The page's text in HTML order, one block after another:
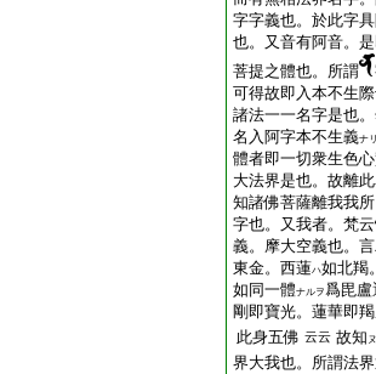
字字義也。於此字
也。又音有阿音。
菩提之體也。所謂
可得故即入本不生
諸法一一名字是也
名入阿字本不生義ナ
體者即一切衆生色
大法界是也。故離
知諸佛菩薩離我我
字也。又我者。梵
義。摩大空義也。言
東金。西蓮ハ如北羯
如同一體ナルヲ爲毘盧
剛即寶光。蓮華即
此身五佛 云云 故知 ヌ
界大我也。所謂法